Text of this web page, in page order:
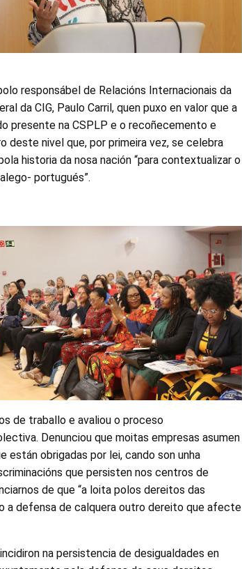
responsábel de Relacións Internacionais da
da CIG, Paulo Carril, quen puxo en valor que a
presente na CSPLP e o recoñecemento e
deste nivel que, por primeira vez, se celebra
historia da nosa nación “para contextualizar o
portugués”.
de traballo e avaliou o proceso
Denunciou que moitas empresas asumen
obrigadas por lei, cando son unha
que persisten nos centros de
de que “a loita polos dereitos das
a defensa de calquera outro dereito que afecte
na persistencia de desigualdades en